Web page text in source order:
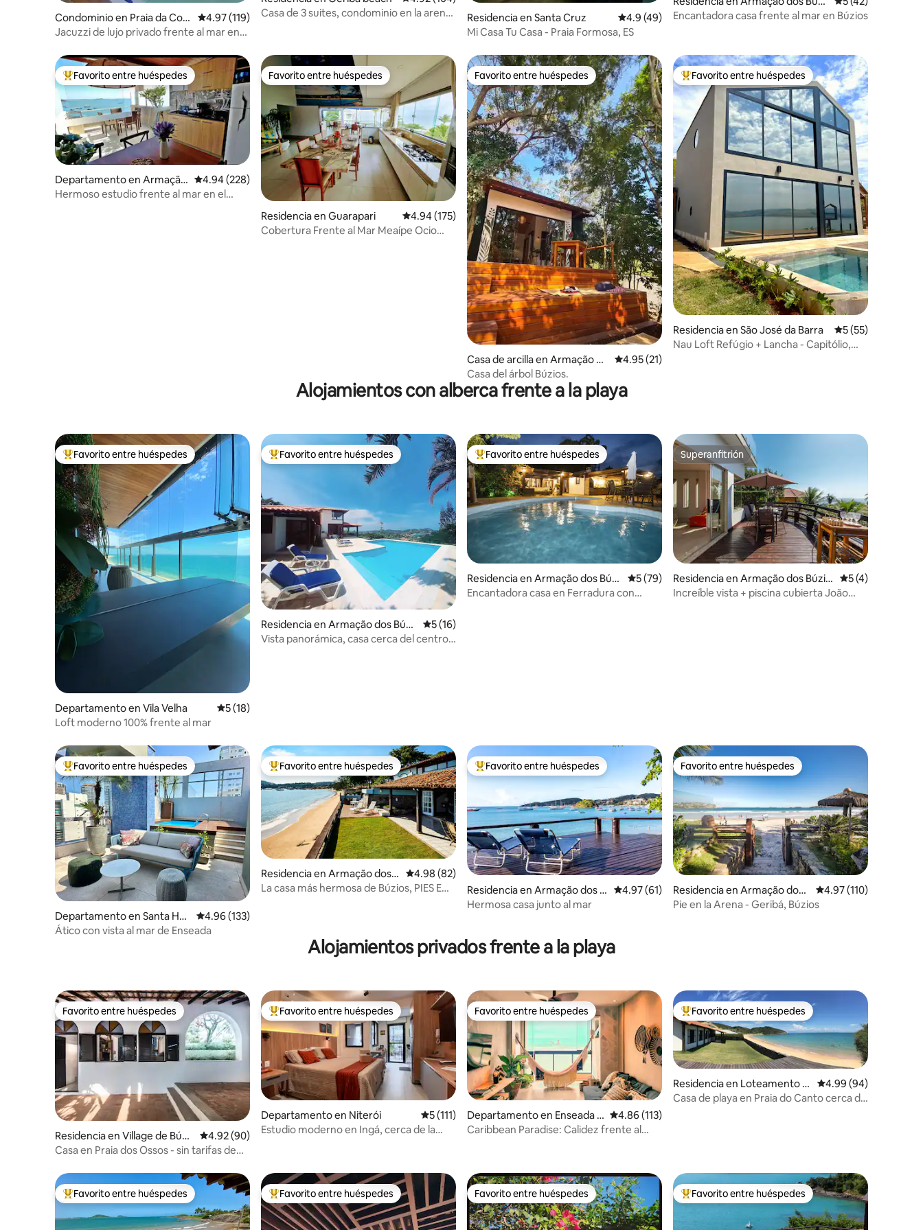
Condominio en Praia da Cost
a
Calificación promedio: 4.97 de 5; 119 evaluaciones
4.97 (119)
Jacuzzi de lujo privado frente al mar en
Casa de 3 suites, condominio en la arena
Residencia en Santa Cruz Calificación promedio: 4.9 de 5; 49 evaluaciones
4.9 (49)
Mi Casa Tu Casa - Praia Formosa, ES
os
Encantadora casa frente al mar en Búzios
De los mejores en Favorito entre huéspedes
Favorito entre huéspedes
Departamento en Armação
dos Búzios
Calificación promedio: 4.94 de 5; 228 evaluaciones
4.94 (228)
Hermoso estudio frente al mar en el
Favorito entre huéspedes
Favorito entre huéspedes
Residencia en Guarapari Calificación promedio: 4.94 de 5; 175 evaluaciones
4.94 (175)
Cobertura Frente al Mar Meaípe Ocio
Favorito entre huéspedes
Favorito entre huéspedes
Casa de arcilla en Armação do
s Búzios
Calificación promedio: 4.95 de 5; 21 evaluaciones
4.95 (21)
Casa del árbol Búzios.
De los mejores en Favorito entre huéspedes
Favorito entre huéspedes
Residencia en São José da Barra Calificación
5 (55)
Nau Loft Refúgio + Lancha - Capitólio,
Alojamientos con alberca frente a la playa
De los mejores en Favorito entre huéspedes
Favorito entre huéspedes
Departamento en Vila Velha Calificación promedio: 5 de 5; 18 evaluaciones
5 (18)
Loft moderno 100% frente al mar
De los mejores en Favorito entre huéspedes
Favorito entre huéspedes
Residencia en Armação dos Búzi
os
Calificación promedio: 5 de 5; 16 evaluaciones
5 (16)
Vista panorámica, casa cerca del centro y
De los mejores en Favorito entre huéspedes
Favorito entre huéspedes
Residencia en Armação dos Búzi
os
Calificación promedio: 5 de 5; 79 evaluaciones
5 (79)
Encantadora casa en Ferradura con
Superanfitrión
Superanfitrión
Residencia en Armação dos Búzio
s
Calificación
5 (4)
Increíble vista + piscina cubierta João
De los mejores en Favorito entre huéspedes
Favorito entre huéspedes
Departamento en Santa Hel
ena
Calificación promedio: 4.96 de 5; 133 evaluaciones
4.96 (133)
Ático con vista al mar de Enseada
De los mejores en Favorito entre huéspedes
Favorito entre huéspedes
Residencia en Armação dos B
úzios
Calificación promedio: 4.98 de 5; 82 evaluaciones
4.98 (82)
La casa más hermosa de Búzios, PIES EN
De los mejores en Favorito entre huéspedes
Favorito entre huéspedes
Residencia en Armação dos B
úzios
Calificación promedio: 4.97 de 5; 61 evaluaciones
4.97 (61)
Hermosa casa junto al mar
Favorito entre huéspedes
Favorito entre huéspedes
Residencia en Armação dos
Búzios
Calificación promedio:
4.97 (110)
Pie en la Arena - Geribá, Búzios
Alojamientos privados frente a la playa
Favorito entre huéspedes
Favorito entre huéspedes
Residencia en Village de Búzi
os
Calificación promedio: 4.92 de 5; 90 evaluaciones
4.92 (90)
Casa en Praia dos Ossos - sin tarifas de
De los mejores en Favorito entre huéspedes
Favorito entre huéspedes
Departamento en Niterói Calificación promedio: 5 de 5; 111 evaluaciones
5 (111)
Estudio moderno en Ingá, cerca de la
Favorito entre huéspedes
Favorito entre huéspedes
Departamento en Enseada A
zul
Calificación promedio: 4.86 de 5; 113 evaluaciones
4.86 (113)
Caribbean Paradise: Calidez frente al
De los mejores en Favorito entre huéspedes
Favorito entre huéspedes
Residencia en Loteamento Tr
iangulo de Buzios
Calificación
4.99 (94)
Casa de playa en Praia do Canto cerca de
De los mejores en Favorito entre huéspedes
Favorito entre huéspedes De los mejores en Favorito entre huéspedes
Favorito entre huéspedes Favorito entre huéspedes
Favorito entre huéspedes De los mejores en Favorito entre huéspedes
Favorito entre huéspedes